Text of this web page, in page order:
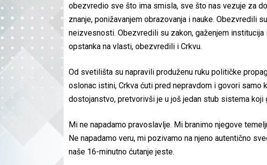
obezvredio sve što ima smisla, sve što nas vezuje za
znanje, ponižavanjem obrazovanja i nauke. Obezvredili
neizvesnosti. Obezvredili su zakon, gaženjem
opstanka na vlasti, obezvredili i Crkvu.
Od svetilišta su napravili produženu ruku političke
oslonac istini, Crkva ćuti pred nepravdom i govori samo
dostojanstvo, pretvorivši je u još jedan stub sistema koji
Mi ne napadamo pravoslavlje. Mi branimo njegove
Ne napadamo veru, mi pozivamo na njeno autentično
naše 16-minutno ćutanje jeste.